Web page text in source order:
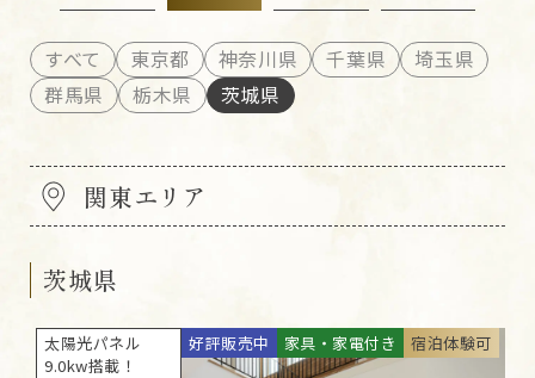
すべて 東京都 神奈川県 千葉県
埼玉県
群馬県
栃木県 茨城県
関東エリア
茨城県
太陽光パネル
9.0kw搭載！
好評販売中 家具・家電付き 宿泊体験可